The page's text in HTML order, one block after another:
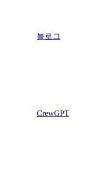
블로그
CrewGPT